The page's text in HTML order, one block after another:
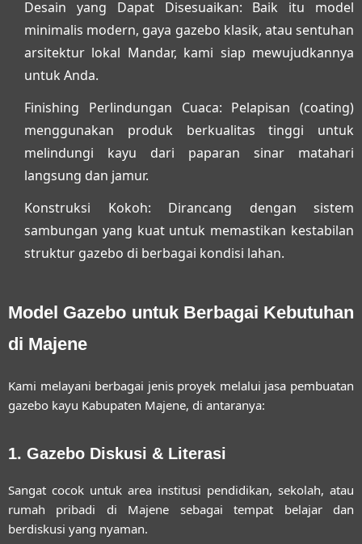
Desain yang Dapat Disesuaikan: Baik itu model
minimalis modern, gaya gazebo klasik, atau sentuhan
arsitektur lokal Mandar, kami siap mewujudkannya
untuk Anda.
Finishing Perlindungan Cuaca: Pelapisan (coating)
menggunakan produk berkualitas tinggi untuk
melindungi kayu dari paparan sinar matahari
langsung dan jamur.
Konstruksi Kokoh: Dirancang dengan sistem
sambungan yang kuat untuk memastikan kestabilan
struktur gazebo di berbagai kondisi lahan.
Model Gazebo untuk Berbagai Kebutuhan
di Majene
Kami melayani berbagai jenis proyek melalui jasa pembuatan
gazebo kayu Kabupaten Majene, di antaranya:
1. Gazebo Diskusi & Literasi
Sangat cocok untuk area institusi pendidikan, sekolah, atau
rumah pribadi di Majene sebagai tempat belajar dan
berdiskusi yang nyaman.